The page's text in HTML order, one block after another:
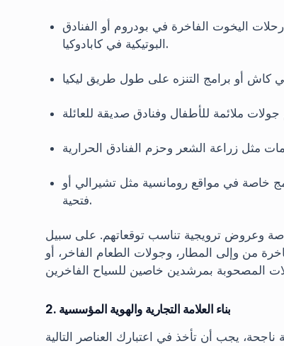
اليخوت الفاخرة في بودروم أو الفنادق
البوتيكية في كابادوكيا.
خاصة في مواقع رومانسية مثل تشيرالي أو
فتحية.
وعروض ترويجية تناسب توقعاتهم. على سبيل
من وإلى المطار، وجولات الطعام الفاخر، أو
2. بناء العلامة التجارية والهوية المؤسسية